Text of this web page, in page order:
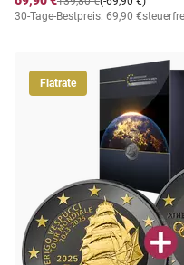
30-Tage-Bestpreis: 69,90 €
Flatrate